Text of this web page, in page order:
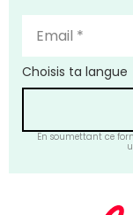
Choisis ta langue
En soumettant ce